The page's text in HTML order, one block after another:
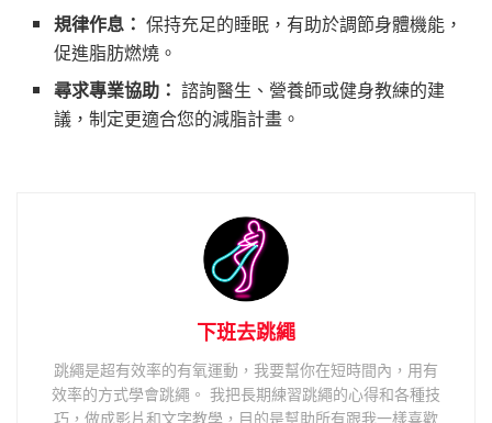
規律作息： 保持充足的睡眠，有助於調節身體機能，
促進脂肪燃燒。
尋求專業協助： 諮詢醫生、營養師或健身教練的建
議，制定更適合您的減脂計畫。
下班去跳繩
跳繩是超有效率的有氧運動，我要幫你在短時間內，用有
效率的方式學會跳繩。 我把長期練習跳繩的心得和各種技
巧，做成影片和文字教學，目的是幫助所有跟我一樣喜歡